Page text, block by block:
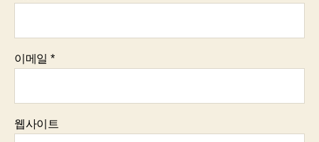
이메일 *
웹사이트